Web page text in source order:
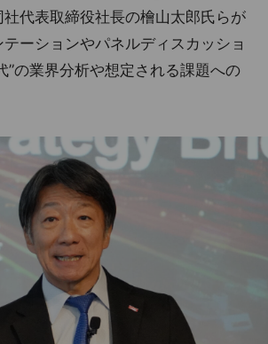
代表取締役社長の檜山太郎氏らが
ーションやパネルディスカッショ
”の業界分析や想定される課題への